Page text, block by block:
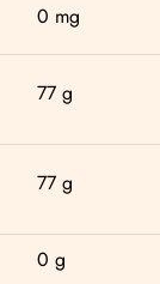
0 mg
77 g
77 g
0 g